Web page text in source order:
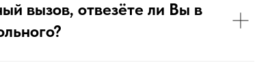
вызов, отвезёте ли Вы в